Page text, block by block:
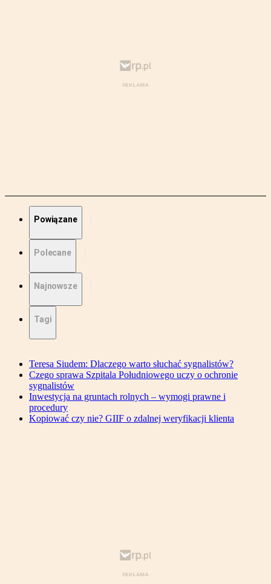
Powiązane
Polecane
Najnowsze
Tagi
Teresa Siudem: Dlaczego warto słuchać sygnalistów?
Czego sprawa Szpitala Południowego uczy o ochronie
sygnalistów
Inwestycja na gruntach rolnych – wymogi prawne i
procedury
Kopiować czy nie? GIIF o zdalnej weryfikacji klienta